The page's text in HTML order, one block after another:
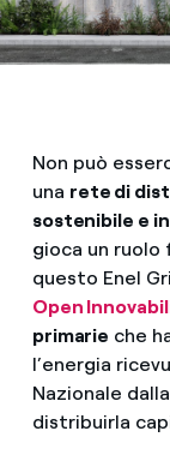
Non può
una rete di
sostenibile e
gioca un ruolo
questo Enel
Open
primarie che
l’energia
Nazionale
distribuirla